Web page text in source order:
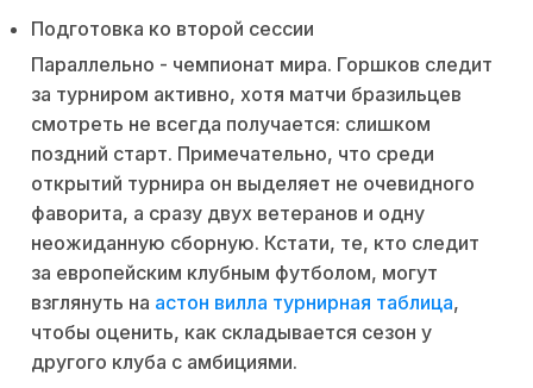
Подготовка ко второй сессии
Параллельно - чемпионат мира. Горшков следит
за турниром активно, хотя матчи бразильцев
смотреть не всегда получается: слишком
поздний старт. Примечательно, что среди
открытий турнира он выделяет не очевидного
фаворита, а сразу двух ветеранов и одну
неожиданную сборную. Кстати, те, кто следит
за европейским клубным футболом, могут
взглянуть на астон вилла турнирная таблица,
чтобы оценить, как складывается сезон у
другого клуба с амбициями.